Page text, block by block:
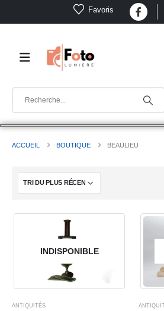
Favoris
ACCUEIL BOUTIQUE BEAULIEU
INDISPONIBLE
ANTIQUITÉS